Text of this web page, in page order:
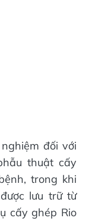
đối với
thuật cấy
trong khi
lưu trữ từ
cấy ghép Rio